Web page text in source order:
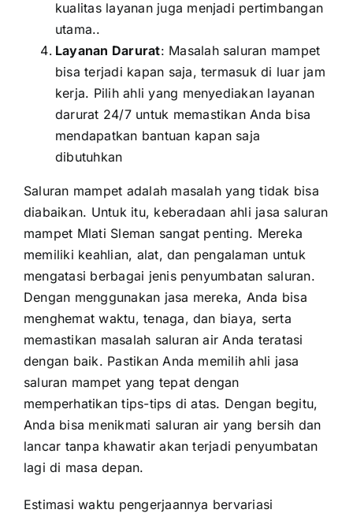
kualitas layanan juga menjadi pertimbangan
utama..
Layanan Darurat: Masalah saluran mampet
bisa terjadi kapan saja, termasuk di luar jam
kerja. Pilih ahli yang menyediakan layanan
darurat 24/7 untuk memastikan Anda bisa
mendapatkan bantuan kapan saja
dibutuhkan
Saluran mampet adalah masalah yang tidak bisa
diabaikan. Untuk itu, keberadaan ahli jasa saluran
mampet Mlati Sleman sangat penting. Mereka
memiliki keahlian, alat, dan pengalaman untuk
mengatasi berbagai jenis penyumbatan saluran.
Dengan menggunakan jasa mereka, Anda bisa
menghemat waktu, tenaga, dan biaya, serta
memastikan masalah saluran air Anda teratasi
dengan baik. Pastikan Anda memilih ahli jasa
saluran mampet yang tepat dengan
memperhatikan tips-tips di atas. Dengan begitu,
Anda bisa menikmati saluran air yang bersih dan
lancar tanpa khawatir akan terjadi penyumbatan
lagi di masa depan.
Estimasi waktu pengerjaannya bervariasi